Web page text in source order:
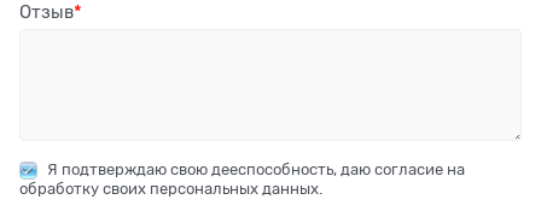
Отзыв
Я подтверждаю свою дееспособность, даю согласие на
обработку своих персональных данных.